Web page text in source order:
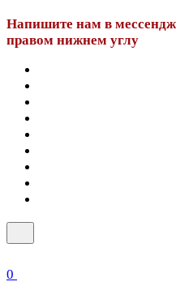
Напишите нам в
правом нижнем углу
0